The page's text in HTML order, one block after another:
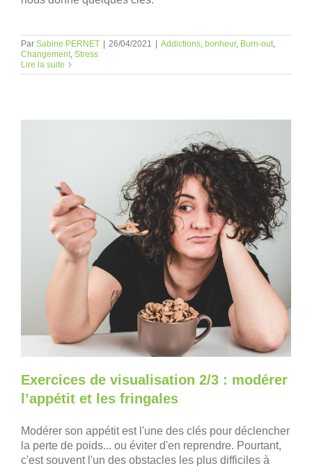
Par Sabine PERNET | 26/04/2021 | Addictions bonheur, Burn-out
Changement Stress
Lire la suite
Exercices de visualisation 2/3 : modérer
l’appétit et les fringales
Modérer son appétit est l'une des clés pour déclencher
la perte de poids... ou éviter d'en reprendre. Pourtant,
c'est souvent l'un des obstacles les plus difficiles à